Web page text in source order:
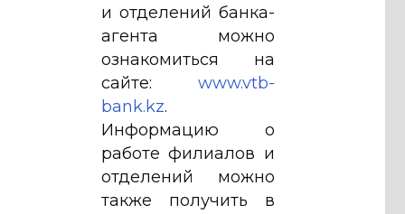
и отделений банка-
агента можно
ознакомиться на
сайте: www.vtb-
bank.kz.
Информацию о
работе филиалов и
отделений можно
также получить в